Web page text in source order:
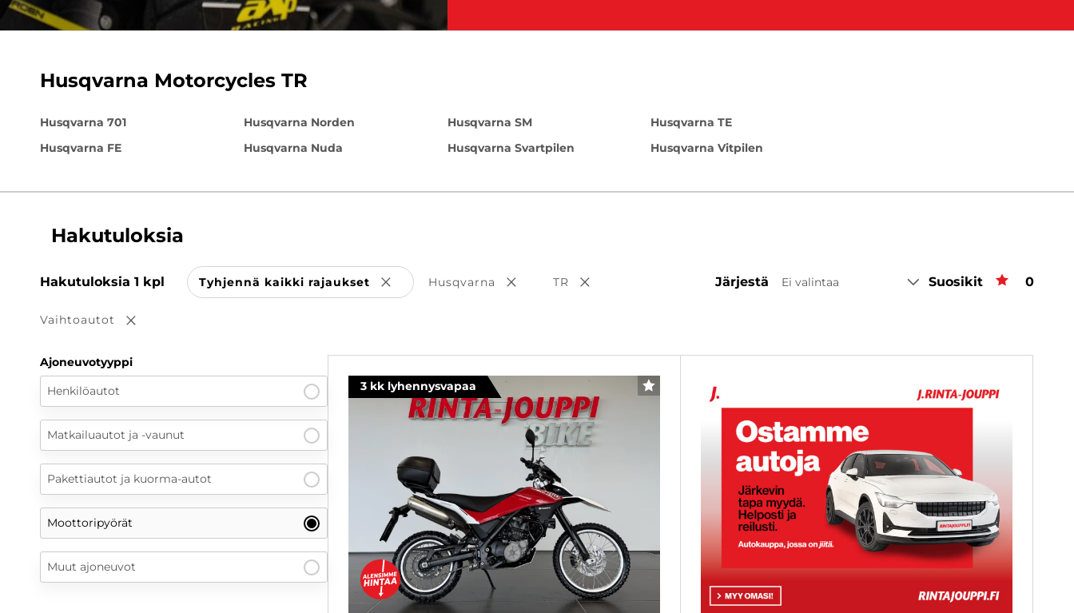
Husqvarna Motorcycles TR
Husqvarna 701
Husqvarna FE
Husqvarna Norden
Husqvarna Nuda
Husqvarna SM
Husqvarna Svartpilen
Husqvarna TE
Husqvarna Vitpilen
Hakutuloksia
Hakutuloksia 1 kpl Tyhjennä kaikki rajaukset Poista valinta
Husqvarna Poista valinta
TR Poista valinta
Vaihtoautot Poista valinta
Järjestä Ei valintaa Suosikit 0
Ajoneuvotyyppi
Henkilöautot
Matkailuautot ja -vaunut
Pakettiautot ja kuorma-autot
Moottoripyörät
Muut ajoneuvot
3 kk lyhennysvapaa SUOSIKKI